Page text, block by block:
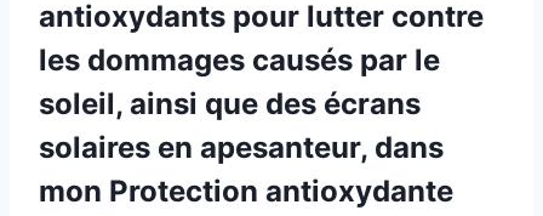
antioxydants pour lutter contre
les dommages causés par le
soleil, ainsi que des écrans
solaires en apesanteur, dans
mon Protection antioxydante